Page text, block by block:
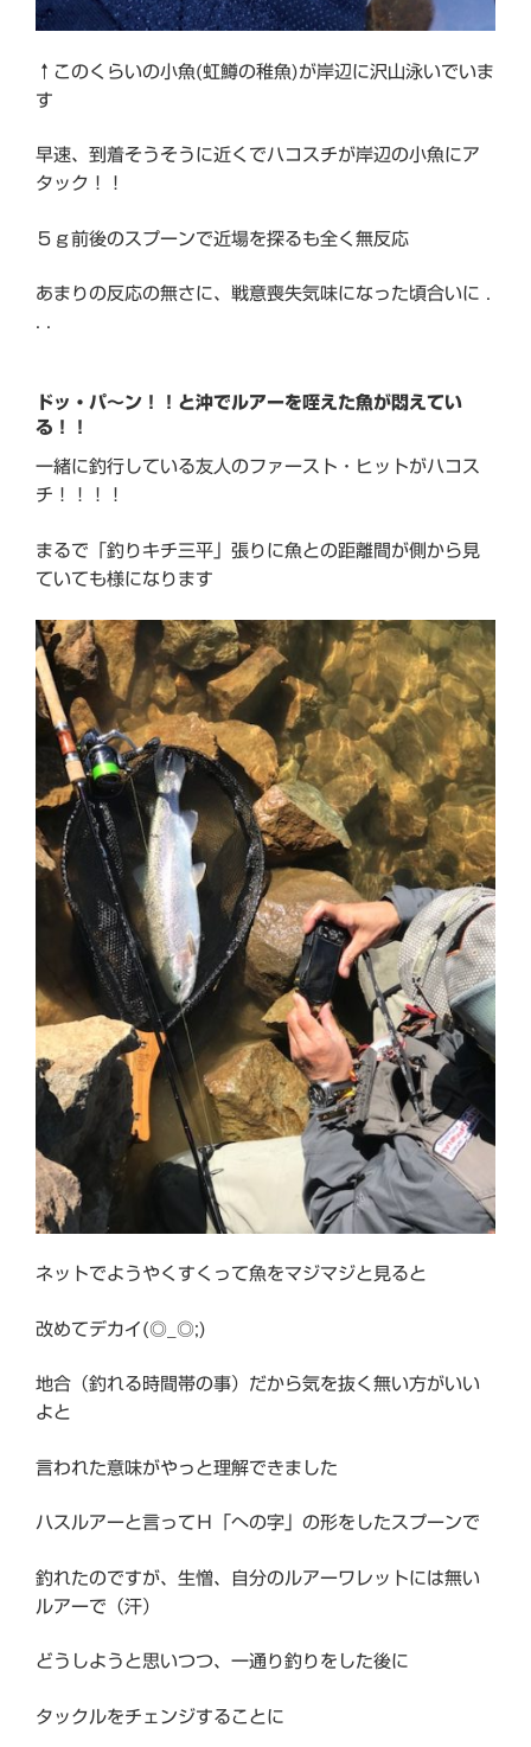
↑このくらいの小魚(虹鱒の稚魚)が岸辺に沢山泳いでいま
す
早速、到着そうそうに近くでハコスチが岸辺の小魚にア
タック！！
５ｇ前後のスプーンで近場を探るも全く無反応
あまりの反応の無さに、戦意喪失気味になった頃合いに .
. .
ドッ・パ～ン！！と沖でルアーを咥えた魚が悶えてい
る！！
一緒に釣行している友人のファースト・ヒットがハコス
チ！！！！
まるで「釣りキチ三平」張りに魚との距離間が側から見
ていても様になります
ネットでようやくすくって魚をマジマジと見ると
改めてデカイ(◎_◎;)
地合（釣れる時間帯の事）だから気を抜く無い方がいい
よと
言われた意味がやっと理解できました
ハスルアーと言ってＨ「への字」の形をしたスプーンで
釣れたのですが、生憎、自分のルアーワレットには無い
ルアーで（汗）
どうしようと思いつつ、一通り釣りをした後に
タックルをチェンジすることに